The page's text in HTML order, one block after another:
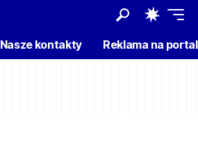
Nasze kontakty Reklama na